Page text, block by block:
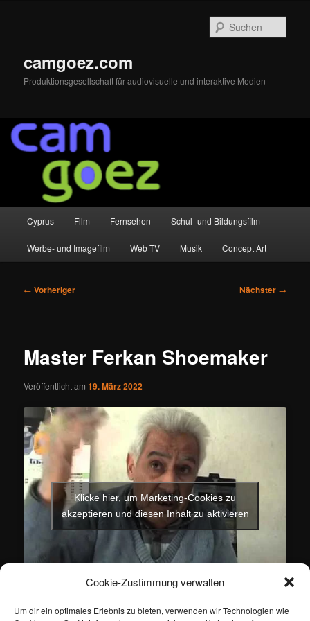
Cookie-Zustimmung verwalten
Um dir ein optimales Erlebnis zu bieten, verwenden wir Technologien wie
camgoez.com
Produktionsgesellschaft für audiovisuelle und interaktive Medien
Cyprus Film Fernsehen Schul- und Bildungsfilm
Werbe- und Imagefilm Web TV Musik Concept Art
Beitragsnavigation
← Vorheriger Nächster →
Master Ferkan Shoemaker
Veröffentlicht am19. März 2022
Klicke hier, um Marketing-Cookies zu
akzeptieren und diesen Inhalt zu aktivieren
Dieser Eintrag wurde vonertanunterÖkonomieveröffentlicht und mit